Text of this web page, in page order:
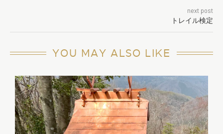
next post
トレイル検定
YOU MAY ALSO LIKE